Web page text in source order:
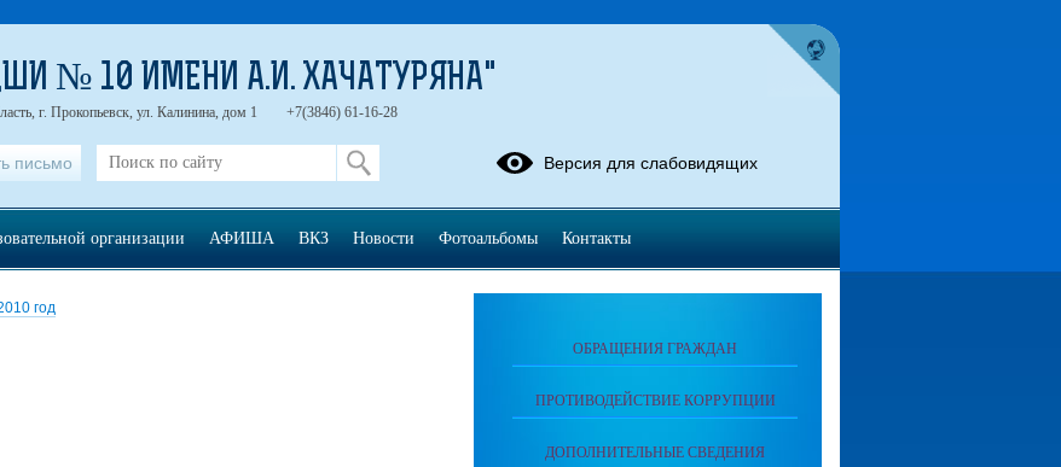
год
ОБРАЩЕНИЯ ГРАЖДАН
ПРОТИВОДЕЙСТВИЕ КОРРУПЦИИ
ДОПОЛНИТЕЛЬНЫЕ СВЕДЕНИЯ
№ 10 ИМЕНИ А.И. ХАЧАТУРЯНА"
г. Прокопьевск, ул. Калинина, дом 1 +7(3846) 61-16-28
письмо Версия для слабовидящих
организации АФИША ВКЗ Новости Фотоальбомы Контакты